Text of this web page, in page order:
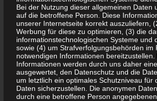
Dank für die Spende der Fraktion „Die
Während des Festes wurden viele
und Bürgern geführt.
Mitglieder des Vereins arbeiten weiterhin
Gruppen „Neu-Olvenstedt / Nordwest“,
dass sich eine positive Zusammenarbeit mit
und Einrichtungen ergeben hat.
Bei der Nutzung dieser allgemeinen
auf die betroffene Person. Diese
unserer Internetseite korrekt auszuliefern,
Werbung für diese zu optimieren, (3) die
informationstechnologischen Systeme
sowie (4) um Strafverfolgungsbehörden
notwendigen Informationen
Informationen werden durch uns daher
ausgewertet, den Datenschutz und die
um letztlich ein optimales Schutzniveau
Daten sicherzustellen. Die anonymen
durch eine betroffene Person